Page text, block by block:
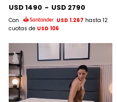
USD 1490 - USD 2790
Con USD 1.267 hasta 12
cuotas de USD 106